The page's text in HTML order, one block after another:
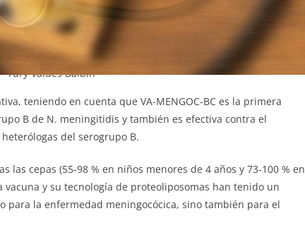
institución científica vietnamita. Foto: Tomada del Facebook de
Yury Valdés Balbín
teniendo en cuenta que VA-MENGOC-BC es la primera
B de N. meningitidis y también es efectiva contra el
del serogrupo B.
las cepas (55-98 % en niños menores de 4 años y 73-100 % en
vacuna y su tecnología de proteoliposomas han tenido un
para la enfermedad meningocócica, sino también para el